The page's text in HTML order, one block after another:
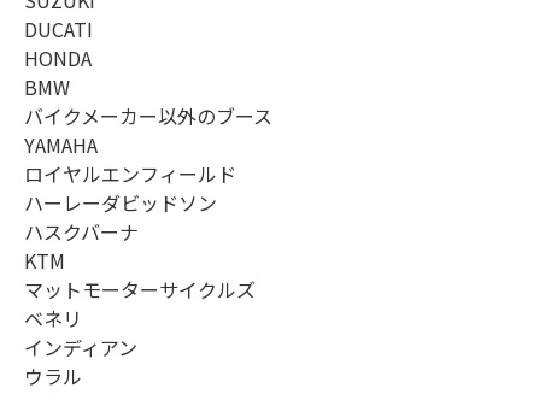
DUCATI
HONDA
BMW
バイクメーカー以外のブース
YAMAHA
ロイヤルエンフィールド
ハーレーダビッドソン
ハスクバーナ
KTM
マットモーターサイクルズ
ベネリ
インディアン
ウラル